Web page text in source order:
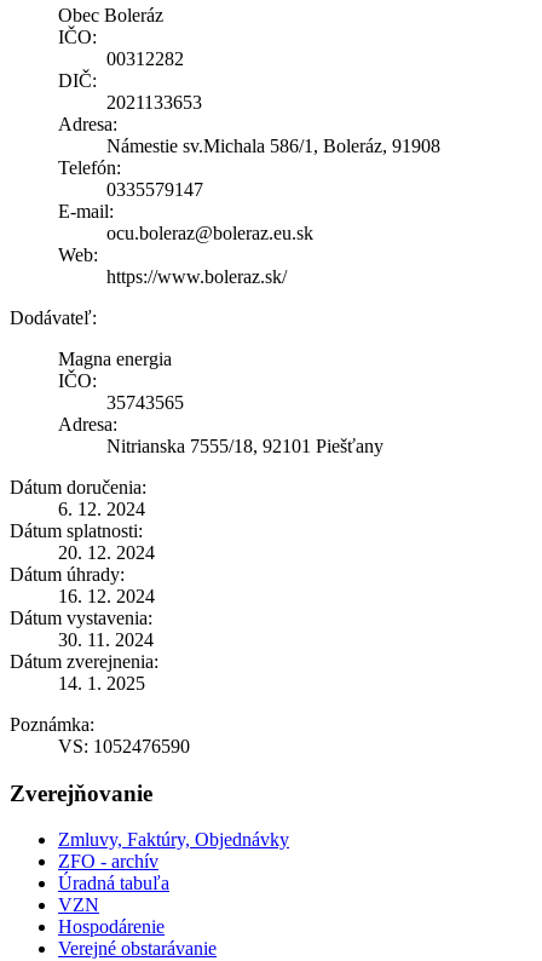
Obec Boleráz
IČO:
00312282
DIČ:
2021133653
Adresa:
Námestie sv.Michala 586/1, Boleráz, 91908
Telefón:
0335579147
E-mail:
ocu.boleraz@boleraz.eu.sk
Web:
https://www.boleraz.sk/
Dodávateľ:
Magna energia
IČO:
35743565
Adresa:
Nitrianska 7555/18, 92101 Piešťany
Dátum doručenia:
6. 12. 2024
Dátum splatnosti:
20. 12. 2024
Dátum úhrady:
16. 12. 2024
Dátum vystavenia:
30. 11. 2024
Dátum zverejnenia:
14. 1. 2025
Poznámka:
VS: 1052476590
Zverejňovanie
Zmluvy, Faktúry, Objednávky
ZFO - archív
Úradná tabuľa
VZN
Hospodárenie
Verejné obstarávanie